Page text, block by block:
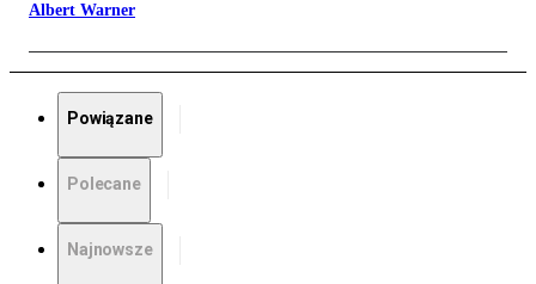
Albert Warner
Powiązane
Polecane
Najnowsze